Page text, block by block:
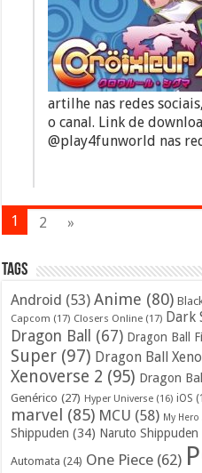
artilhe nas redes
o canal. Link de
@play4funworld nas
1 2 »
Tags
Android (53) Anime (80)
Capcom (17) Closers Online (17) Dark
Dragon Ball (67) Dragon Ball
Super (97) Dragon Ball
Xenoverse 2 (95) Dragon
Genérico (27) Hyper Universe (16) iOS
marvel (85) MCU (58) My Hero
Shippuden (34) Naruto Shippuden
Automata (24) One Piece (62)